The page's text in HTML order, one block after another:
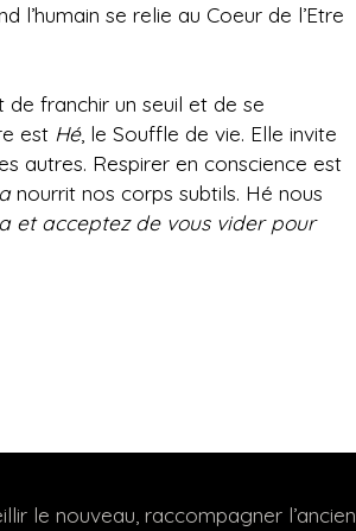
l’humain se relie au Coeur de l’Etre
de franchir un seuil et de se
est Hé, le Souffle de vie. Elle invite
autres. Respirer en conscience est
nourrit nos corps subtils. Hé nous
et acceptez de vous vider pour
le nouveau, raccompagner l’ancien